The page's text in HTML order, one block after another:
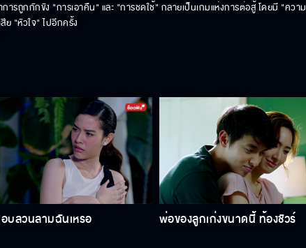
ารถูกกักขัง "การเอาคืน" และ "การชดใช้" กลายเป็นเกมแห่งการต่อสู้ โดยมี "ความ
"หัวใจ" ไปอีกครั้ง
อบลวนลามฉันเหรอ พ่อของลูกเก่งขนาดนี้ ท้องชัวร์